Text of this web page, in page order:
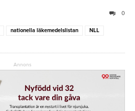
0
nationella läkemedelslistan NLL
Annons